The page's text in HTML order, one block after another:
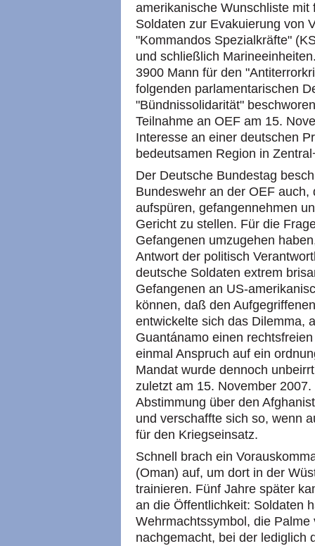
amerikanische Wunschliste mit
Soldaten zur Evakuierung von
"Kommandos Spezialkräfte"
und schließlich
3900 Mann für den
folgenden parlamentarischen
"Bündnissolidarität"
Teilnahme an OEF am 15.
Interesse an einer deutschen
bedeutsamen Region in
Der Deutsche Bundestag
Bundeswehr an der OEF
aufspüren, gefangennehmen
Gericht zu stellen. Für die
Gefangenen umzugehen
Antwort der politisch
deutsche Soldaten extrem
Gefangenen an US-
können, daß den
entwickelte sich das Dilemma,
Guantánamo einen
einmal Anspruch auf ein
Mandat wurde dennoch
zuletzt am 15. November
Abstimmung über den
und verschaffte sich so, wenn
für den Kriegseinsatz.
Schnell brach ein
(Oman) auf, um dort in der
trainieren. Fünf Jahre später
an die Öffentlichkeit: Soldaten
Wehrmachtssymbol, die
nachgemacht, bei der lediglich